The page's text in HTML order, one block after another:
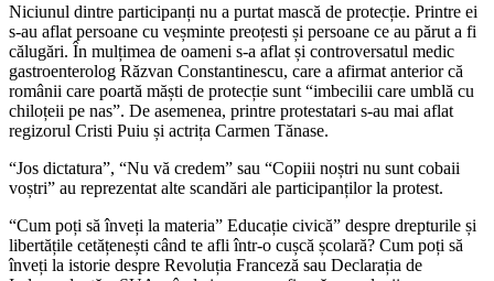
Niciunul dintre participanți nu a purtat mască de protecție. Printre ei
s-au aflat persoane cu veșminte preoțesti și persoane ce au părut a fi
călugări. În mulțimea de oameni s-a aflat și controversatul medic
gastroenterolog Răzvan Constantinescu, care a afirmat anterior că
românii care poartă măști de protecție sunt “imbecilii care umblă cu
chiloțeii pe nas”. De asemenea, printre protestatari s-au mai aflat
regizorul Cristi Puiu și actrița Carmen Tănase.
“Jos dictatura”, “Nu vă credem” sau “Copiii noștri nu sunt cobaii
voștri” au reprezentat alte scandări ale participanților la protest.
“Cum poți să înveți la materia” Educație civică” despre drepturile și
libertățile cetățenești când te afli într-o cușcă școlară? Cum poți să
înveți la istorie despre Revoluția Franceză sau Declarația de